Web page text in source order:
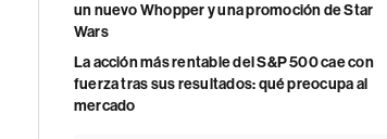
un nuevo Whopper y una promoción de Star
Wars
La acción más rentable del S&P 500 cae con
fuerza tras sus resultados: qué preocupa al
mercado